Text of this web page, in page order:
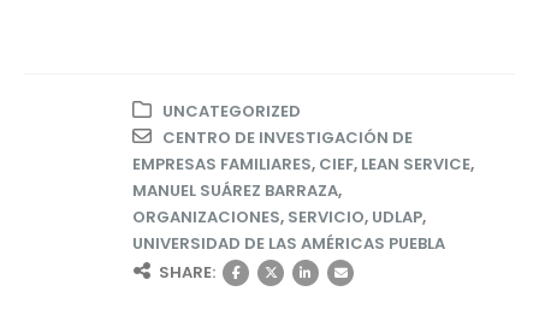
UNCATEGORIZED
CENTRO DE INVESTIGACIÓN DE
EMPRESAS FAMILIARES, CIEF, LEAN SERVICE,
MANUEL SUÁREZ BARRAZA,
ORGANIZACIONES, SERVICIO, UDLAP,
UNIVERSIDAD DE LAS AMÉRICAS PUEBLA
SHARE: